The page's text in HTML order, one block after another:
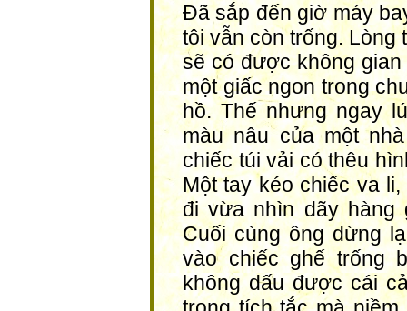
Đã sắp đến giờ máy
tôi vẫn còn trống. Lòng
sẽ có được không
một giấc ngon trong
hồ. Thế nhưng ngay
màu nâu của một
chiếc túi vải có thêu
Một tay kéo chiếc va
đi vừa nhìn dãy hàng
Cuối cùng ông dừng
vào chiếc ghế trống
không dấu được cái